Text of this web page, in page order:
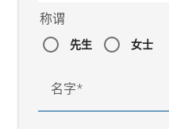
称谓
先生 女士
名字